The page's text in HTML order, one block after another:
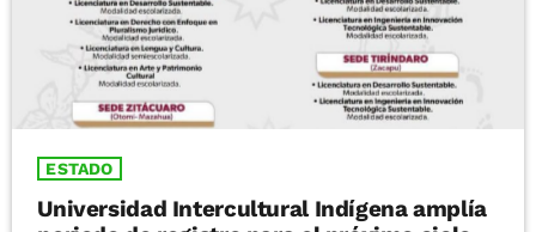
ESTADO
Universidad Intercultural Indígena amplía